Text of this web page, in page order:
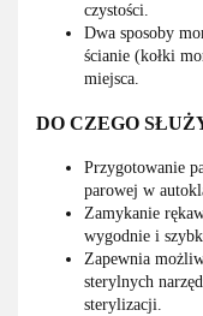
czystości.
Dwa sposoby
ścianie (kołki
miejsca.
DO CZEGO
Przygotowanie
parowej w
Zamykanie
wygodnie i
Zapewnia
sterylnych
sterylizacji.